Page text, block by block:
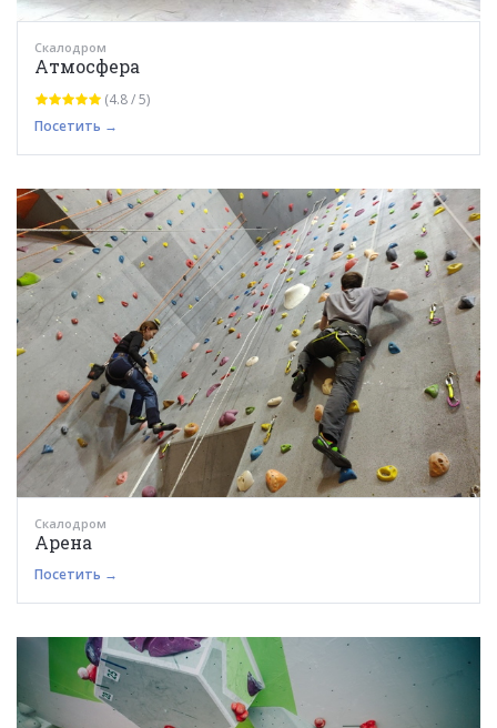
Скалодром
Атмосфера
(4.8 / 5)
Посетить →
Скалодром
Арена
Посетить →